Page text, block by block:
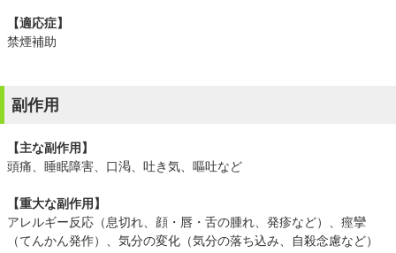
【適応症】
禁煙補助
副作用
【主な副作用】
頭痛、睡眠障害、口渇、吐き気、嘔吐など
【重大な副作用】
アレルギー反応（息切れ、顔・唇・舌の腫れ、発疹など）、痙攣
（てんかん発作）、気分の変化（気分の落ち込み、自殺念慮など）